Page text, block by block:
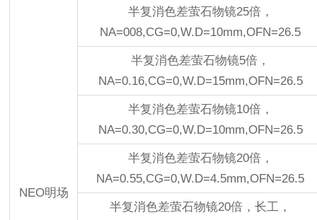
NEO明场
半复消色差萤石物镜25倍，
NA=008,CG=0,W.D=10mm,OFN=26.5
半复消色差萤石物镜5倍，
NA=0.16,CG=0,W.D=15mm,OFN=26.5
半复消色差萤石物镜10倍，
NA=0.30,CG=0,W.D=10mm,OFN=26.5
半复消色差萤石物镜20倍，
NA=0.55,CG=0,W.D=4.5mm,OFN=26.5
半复消色差萤石物镜20倍，长工，